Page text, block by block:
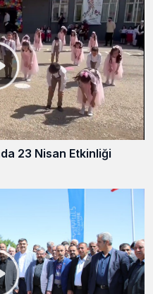
23 Nisan Etkinliği